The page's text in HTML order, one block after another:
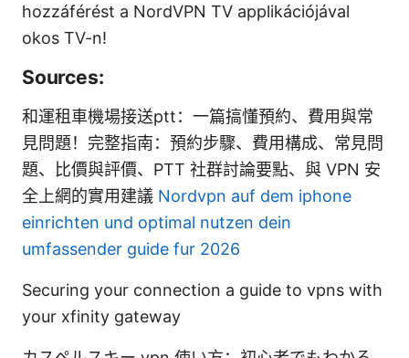
hozzáférést a NordVPN TV applikációjával
okos TV-n!
Sources:
和運租車機場接送ptt：一篇搞懂預約、費用與常
見問題！完整指南：預約步驟、費用構成、常見問
題、比價與評價、PTT 社群討論要點、與 VPN 安
全上網的實用建議 Nordvpn auf dem iphone
einrichten und optimal nutzen dein
umfassender guide fur 2026
Securing your connection a guide to vpns with
your xfinity gateway